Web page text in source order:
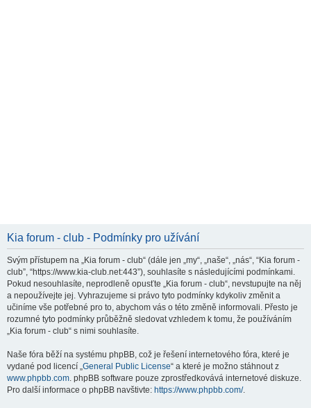
Kia forum - club - Podmínky pro užívání
Svým přístupem na „Kia forum - club“ (dále jen „my“, „naše“, „nás“, “Kia forum -
club”, “https://www.kia-club.net:443”), souhlasíte s následujícími podmínkami.
Pokud nesouhlasíte, neprodleně opusťte „Kia forum - club“, nevstupujte na něj
a nepoužívejte jej. Vyhrazujeme si právo tyto podmínky kdykoliv změnit a
učiníme vše potřebné pro to, abychom vás o této změně informovali. Přesto je
rozumné tyto podmínky průběžně sledovat vzhledem k tomu, že používáním
„Kia forum - club“ s nimi souhlasíte.
Naše fóra běží na systému phpBB, což je řešení internetového fóra, které je
vydané pod licencí „General Public License“ a které je možno stáhnout z
www.phpbb.com. phpBB software pouze zprostředkovává internetové diskuze.
Pro další informace o phpBB navštivte: https://www.phpbb.com/.